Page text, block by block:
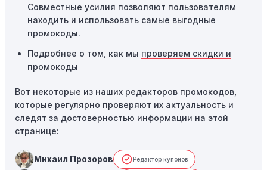
Совместные усилия позволяют пользователям
находить и использовать самые выгодные
промокоды.
Подробнее о том, как мы проверяем скидки и
промокоды
Вот некоторые из наших редакторов промокодов,
которые регулярно проверяют их актуальность и
следят за достоверностью информации на этой
странице:
Михаил Прозоров Редактор купонов